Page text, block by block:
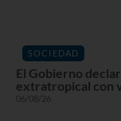
SOCIEDAD
El Gobierno
extratropical con
06/08/26